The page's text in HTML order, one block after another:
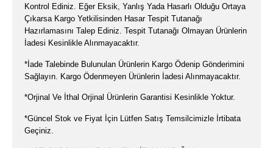
Kontrol Ediniz. Eğer Eksik, Yanlış Yada Hasarlı Olduğu Ortaya
Çıkarsa Kargo Yetkilisinden Hasar Tespit Tutanağı
Hazırlamasını Talep Ediniz. Tespit Tutanağı Olmayan Ürünlerin
İadesi Kesinlikle Alınmayacaktır.
*İade Talebinde Bulunulan Ürünlerin Kargo Ödenip Gönderimini
Sağlayın. Kargo Ödenmeyen Ürünlerin İadesi Alınmayacaktır.
*Orjinal Ve İthal Orjinal Ürünlerin Garantisi Kesinlikle Yoktur.
*Güncel Stok ve Fiyat İçin Lütfen Satış Temsilcimizle İrtibata
Geçiniz.